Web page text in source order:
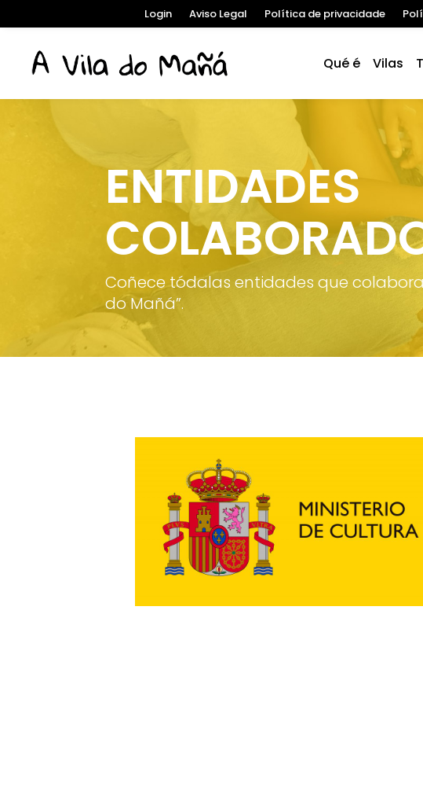
Login Aviso Legal Política de privacidade
Qué é Vilas
ENTIDADES
Coñece tódalas entidades que
do Mañá”.